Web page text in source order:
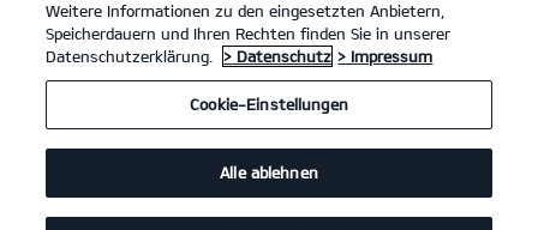
Weitere Informationen zu den eingesetzten Anbietern,
Speicherdauern und Ihren Rechten finden Sie in unserer
Datenschutzerklärung.
> Datenschutz > Impressum
Cookie-Einstellungen
Alle ablehnen